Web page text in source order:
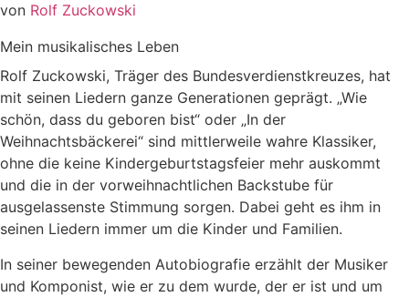
von Rolf Zuckowski
Mein musikalisches Leben
Rolf Zuckowski, Träger des Bundesverdienstkreuzes, hat
mit seinen Liedern ganze Generationen geprägt. „Wie
schön, dass du geboren bist“ oder „In der
Weihnachtsbäckerei“ sind mittlerweile wahre Klassiker,
ohne die keine Kindergeburtstagsfeier mehr auskommt
und die in der vorweihnachtlichen Backstube für
ausgelassenste Stimmung sorgen. Dabei geht es ihm in
seinen Liedern immer um die Kinder und Familien.
In seiner bewegenden Autobiografie erzählt der Musiker
und Komponist, wie er zu dem wurde, der er ist und um